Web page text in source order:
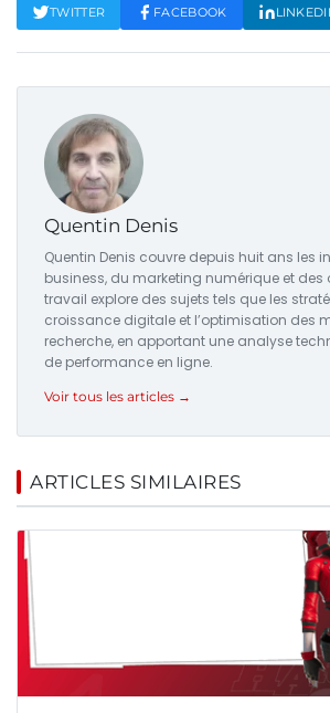
TWITTER FACEBOOK
Quentin Denis
Quentin Denis couvre depuis huit ans les
business, du marketing numérique et des
travail explore des sujets tels que les
croissance digitale et l’optimisation des
recherche, en apportant une analyse
de performance en ligne.
Voir tous les articles →
ARTICLES SIMILAIRES